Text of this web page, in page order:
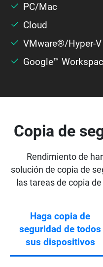
PC/Mac
Cloud
VMware®/Hyper-V
Google™
Copia de
Rendimiento de
solución de copia de
las tareas de copia
Haga copia de
seguridad de todos
sus dispositivos